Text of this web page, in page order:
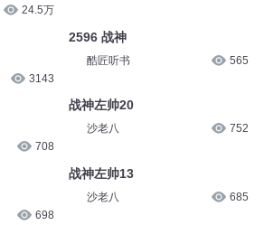
24.5万
3143
708
698
2596 战神
酷匠听书 565
战神左帅20
沙老八 752
战神左帅13
沙老八 685